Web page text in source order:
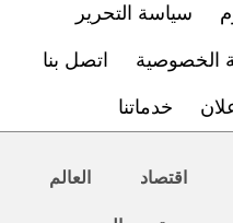
سياسة التحرير
الخصوصية اتصل بنا
خدماتنا
اقتصاد العالم